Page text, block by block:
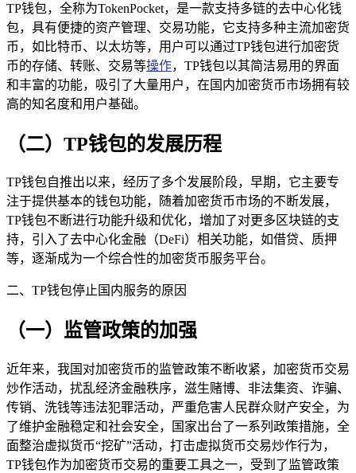
TP钱包，全称为TokenPocket，是一款支持多链的去中心化钱
包，具有便捷的资产管理、交易功能，它支持多种主流加密货
币，如比特币、以太坊等，用户可以通过TP钱包进行加密货
币的存储、转账、交易等操作，TP钱包以其简洁易用的界面
和丰富的功能，吸引了大量用户，在国内加密货币市场拥有较
高的知名度和用户基础。
（二）TP钱包的发展历程
TP钱包自推出以来，经历了多个发展阶段，早期，它主要专
注于提供基本的钱包功能，随着加密货币市场的不断发展，
TP钱包不断进行功能升级和优化，增加了对更多区块链的支
持，引入了去中心化金融（DeFi）相关功能，如借贷、质押
等，逐渐成为一个综合性的加密货币服务平台。
二、TP钱包停止国内服务的原因
（一）监管政策的加强
近年来，我国对加密货币的监管政策不断收紧，加密货币交易
炒作活动，扰乱经济金融秩序，滋生赌博、非法集资、诈骗、
传销、洗钱等违法犯罪活动，严重危害人民群众财产安全，为
了维护金融稳定和社会安全，国家出台了一系列政策措施，全
面整治虚拟货币“挖矿”活动，打击虚拟货币交易炒作行为，
TP钱包作为加密货币交易的重要工具之一，受到了监管政策